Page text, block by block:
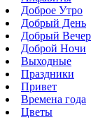
Доброе Утро
Добрый День
Добрый Вечер
Доброй Ночи
Выходные
Праздники
Привет
Времена года
Цветы